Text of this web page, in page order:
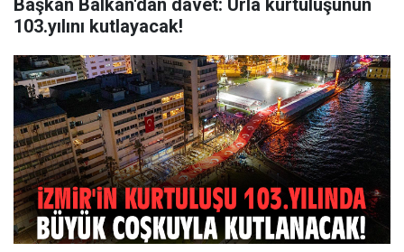
Başkan Balkan'dan davet: Urla kurtuluşunun
103.yılını kutlayacak!